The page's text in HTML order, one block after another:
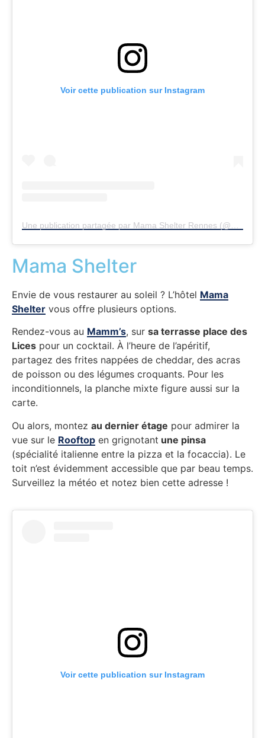
Voir cette publication sur Instagram
Mama Shelter
Envie de vous restaurer au soleil ? L’hôtel Mama
Shelter vous offre plusieurs options.
Rendez-vous au Mamm’s, sur sa terrasse place des
Lices pour un cocktail. À l’heure de l’apéritif,
partagez des frites nappées de cheddar, des acras
de poisson ou des légumes croquants. Pour les
inconditionnels, la planche mixte figure aussi sur la
carte.
Ou alors, montez au dernier étage pour admirer la
vue sur le Rooftop en grignotant une pinsa
(spécialité italienne entre la pizza et la focaccia). Le
toit n’est évidemment accessible que par beau temps.
Surveillez la météo et notez bien cette adresse !
Voir cette publication sur Instagram